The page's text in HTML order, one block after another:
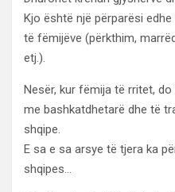
Kjo është një përparësi
të fëmijëve (përkthim,
etj.).
Nesër, kur fëmija të rritet,
me bashkatdhetarë dhe të
shqipe.
E sa e sa arsye të tjera ka
shqipes…